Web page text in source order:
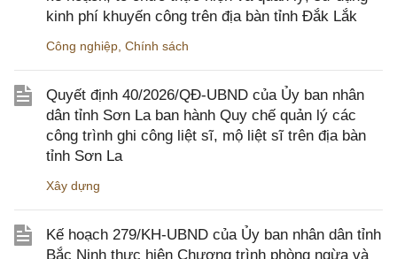
kinh phí khuyến công trên địa bàn tỉnh Đắk Lắk
Công nghiệp Chính sách
Quyết định 40/2026/QĐ-UBND của Ủy ban nhân
dân tỉnh Sơn La ban hành Quy chế quản lý các
công trình ghi công liệt sĩ, mộ liệt sĩ trên địa bàn
tỉnh Sơn La
Xây dựng
Kế hoạch 279/KH-UBND của Ủy ban nhân dân tỉnh
Bắc Ninh thực hiện Chương trình phòng ngừa và